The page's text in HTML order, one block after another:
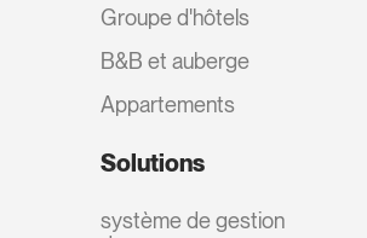
Groupe d'hôtels
B&B et auberge
Appartements
Solutions
système de gestion